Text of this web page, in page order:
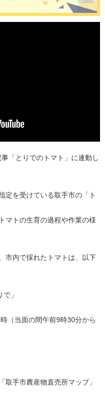
「とりでのトマト」に連動し
定を受けている取手市の「ト
マトの生育の過程や作業の様
市内で採れたトマトは、以下
」
（当面の間午前9時30分から
取手市農産物直売所マップ」